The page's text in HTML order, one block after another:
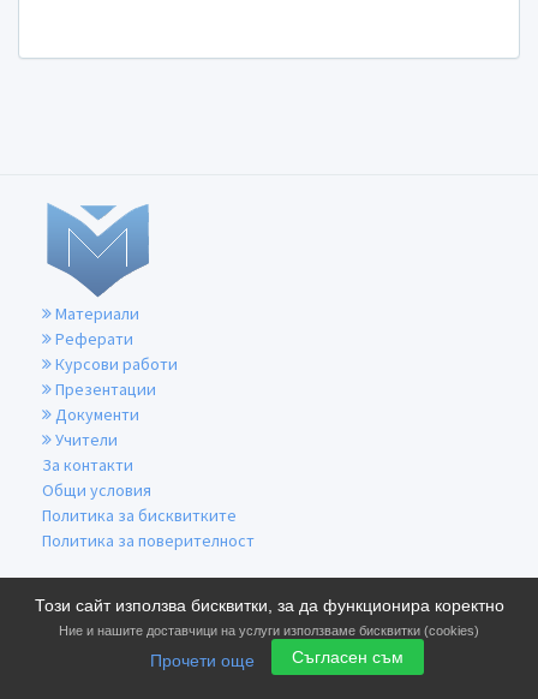
Този сайт използва бисквитки, за да функционира коректно
Ние и нашите доставчици на услуги използваме бисквитки (cookies)
Прочети още Съгласен съм
Материали
Реферати
Курсови работи
Презентации
Документи
Учители
За контакти
Общи условия
Политика за бисквитките
Политика за поверителност